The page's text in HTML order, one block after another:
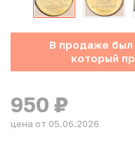
В продаже был
который
950 ₽
цена от 05.06.2026